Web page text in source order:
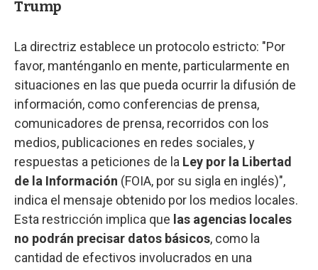
Trump
La directriz establece un protocolo estricto: "Por
favor, manténganlo en mente, particularmente en
situaciones en las que pueda ocurrir la difusión de
información, como conferencias de prensa,
comunicadores de prensa, recorridos con los
medios, publicaciones en redes sociales, y
respuestas a peticiones de la Ley por la Libertad
de la Información (FOIA, por su sigla en inglés)",
indica el mensaje obtenido por los medios locales.
Esta restricción implica que las agencias locales
no podrán precisar datos básicos, como la
cantidad de efectivos involucrados en una